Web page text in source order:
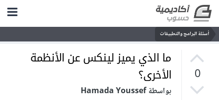
أسئلة البرامج والتطبيقات
0
ما الذي يميز لينكس عن الأنظمة
الأخرى؟
بواسطة Hamada Youssef